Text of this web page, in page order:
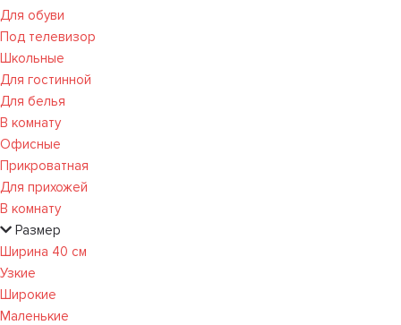
Для обуви
Под телевизор
Школьные
Для гостинной
Для белья
В комнату
Офисные
Прикроватная
Для прихожей
В комнату
Размер
Ширина 40 см
Узкие
Широкие
Маленькие